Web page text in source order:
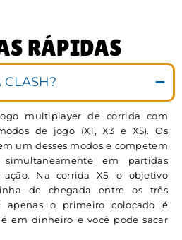
RÁPIDAS
CLASH?
multiplayer de corrida com
de jogo (X1, X3 e X5). Os
um desses modos e competem
simultaneamente em partidas
Na corrida X5, o objetivo
de chegada entre os três
apenas o primeiro colocado é
em dinheiro e você pode sacar